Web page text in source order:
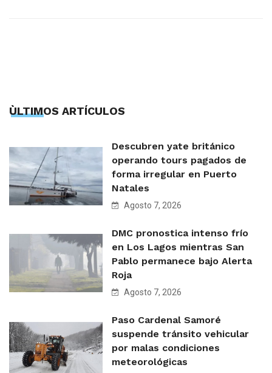
ÙLTIMOS ARTÍCULOS
Descubren yate británico
operando tours pagados de
forma irregular en Puerto
Natales
Agosto 7, 2026
DMC pronostica intenso frío
en Los Lagos mientras San
Pablo permanece bajo Alerta
Roja
Agosto 7, 2026
Paso Cardenal Samoré
suspende tránsito vehicular
por malas condiciones
meteorológicas